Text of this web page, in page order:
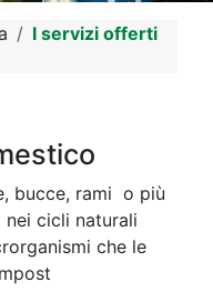
I servizi offerti
bucce, rami o più
cicli naturali
che le